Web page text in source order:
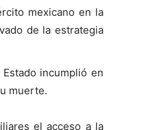
mexicano en la
de la estrategia
incumplió en
muerte.
el acceso a la